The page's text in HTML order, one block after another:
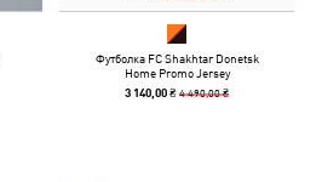
Футболка FC Shakhtar Donetsk
Home Promo Jersey
3 140,00 ₴4 490,00 ₴